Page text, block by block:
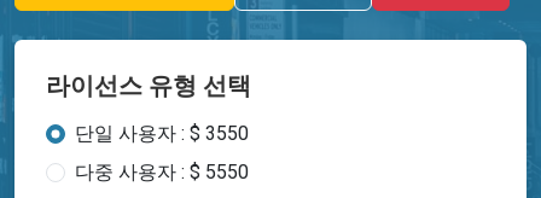
라이선스 유형 선택
단일 사용자 : $ 3550
다중 사용자 : $ 5550